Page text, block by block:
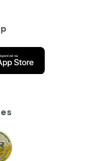
Play Store
aplicativo na App Store